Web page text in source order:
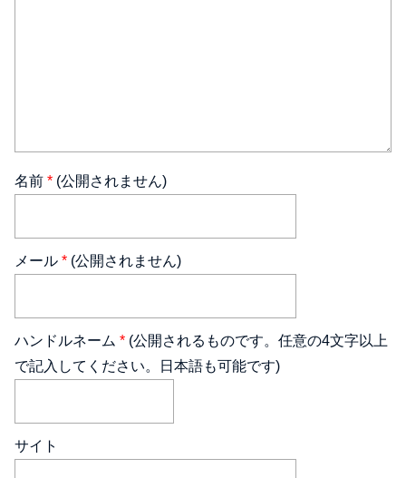
名前 * (公開されません)
メール * (公開されません)
ハンドルネーム * (公開されるものです。任意の4文字以上
で記入してください。日本語も可能です)
サイト